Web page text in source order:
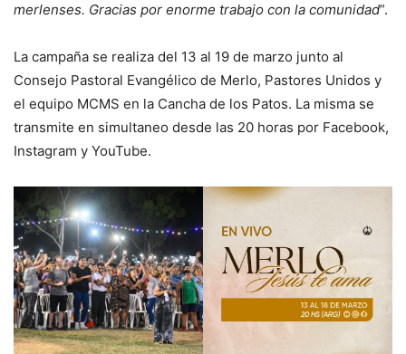
merlenses. Gracias por enorme trabajo con la comunidad”.
La campaña se realiza del 13 al 19 de marzo junto al
Consejo Pastoral Evangélico de Merlo, Pastores Unidos y
el equipo MCMS en la Cancha de los Patos. La misma se
transmite en simultaneo desde las 20 horas por Facebook,
Instagram y YouTube.